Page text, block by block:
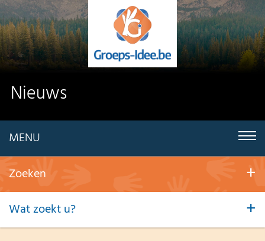
Nieuws
MENU
Zoeken
Wat zoekt u?